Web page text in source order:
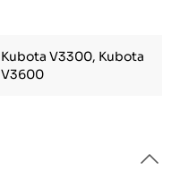
Kubota V3300, Kubota
V3600